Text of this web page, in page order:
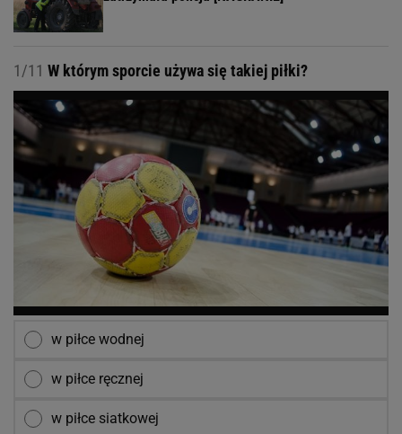
1/11 W którym sporcie używa się takiej piłki?
w piłce wodnej
w piłce ręcznej
w piłce siatkowej